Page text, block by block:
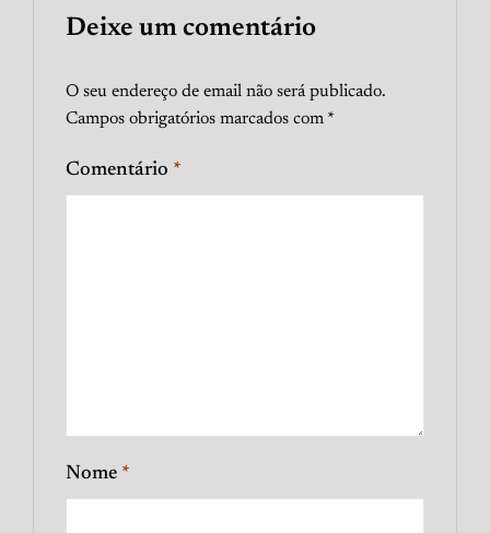
Deixe um comentário
O seu endereço de email não será publicado.
Campos obrigatórios marcados com *
Comentário *
Nome *